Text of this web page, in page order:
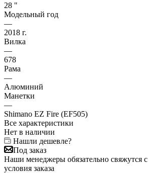
28 "
Модельный год
—
2018 г.
Вилка
—
678
Рама
—
Алюминий
Манетки
—
Shimano EZ Fire (EF505)
Все характеристики
Нет в наличии
Нашли дешевле?
Под заказ
Наши менеджеры обязательно свяжутся
условия заказа